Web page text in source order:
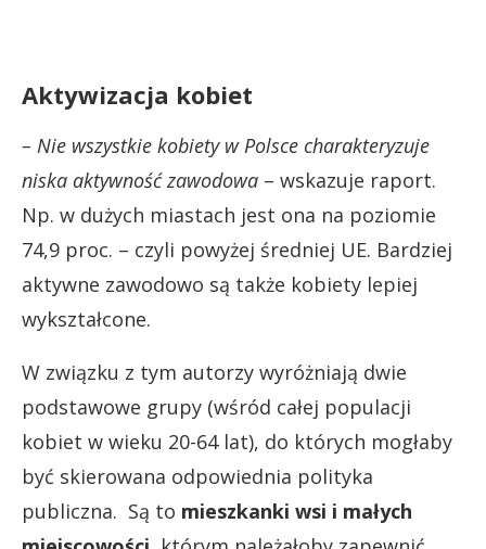
Aktywizacja kobiet
– Nie wszystkie kobiety w Polsce charakteryzuje
niska aktywność zawodowa – wskazuje raport.
Np. w dużych miastach jest ona na poziomie
74,9 proc. – czyli powyżej średniej UE. Bardziej
aktywne zawodowo są także kobiety lepiej
wykształcone.
W związku z tym autorzy wyróżniają dwie
podstawowe grupy (wśród całej populacji
kobiet w wieku 20-64 lat), do których mogłaby
być skierowana odpowiednia polityka
publiczna. Są to mieszkanki wsi i małych